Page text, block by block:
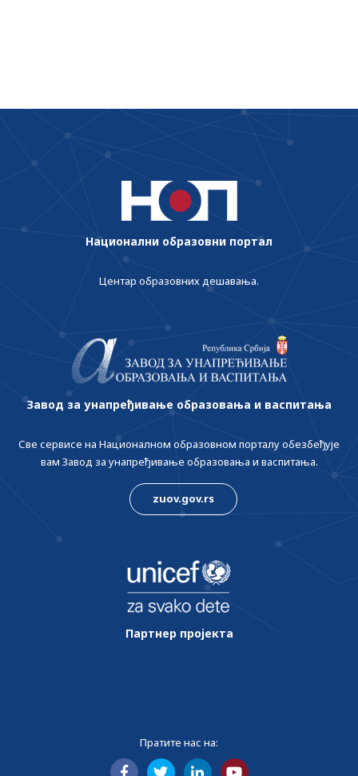
Национални образовни портал
Центар образовних дешавања.
Завод за унапређивање образовања и васпитања
Све сервисе на Националном образовном порталу обезбеђује
вам Завод за унапређивање образовања и васпитања.
zuov.gov.rs
Партнер пројекта
Пратите нас на: